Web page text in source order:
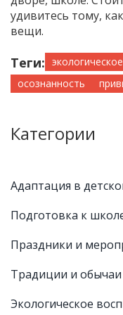
удивитесь тому,
вещи.
Теги:
осознанность
Категории
Адаптация в
Подготовка к
Праздники и
Традиции и обычаи
Экологическое